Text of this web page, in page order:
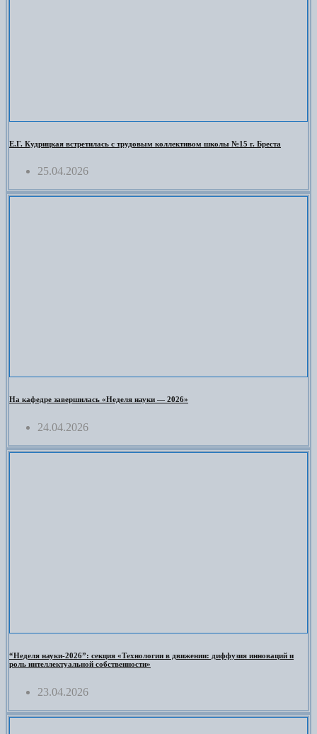
Е.Г. Кудрицкая встретилась с трудовым коллективом школы №15 г. Бреста
25.04.2026
На кафедре завершилась «Неделя науки — 2026»
24.04.2026
“Неделя науки-2026”: секция «Технологии в движении: диффузия инноваций и
роль интеллектуальной собственности»
23.04.2026